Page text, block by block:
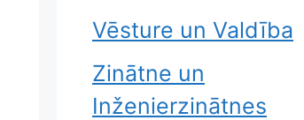
Vēsture un Valdība
Zinātne un
Inženierzinātnes